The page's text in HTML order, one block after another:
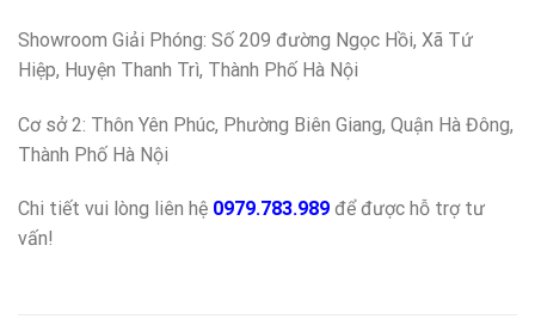
Showroom Giải Phóng: Số 209 đường Ngọc Hồi, Xã Tứ
Hiệp, Huyện Thanh Trì, Thành Phố Hà Nội
Cơ sở 2: Thôn Yên Phúc, Phường Biên Giang, Quận Hà Đông,
Thành Phố Hà Nội
Chi tiết vui lòng liên hệ 0979.783.989 để được hỗ trợ tư
vấn!